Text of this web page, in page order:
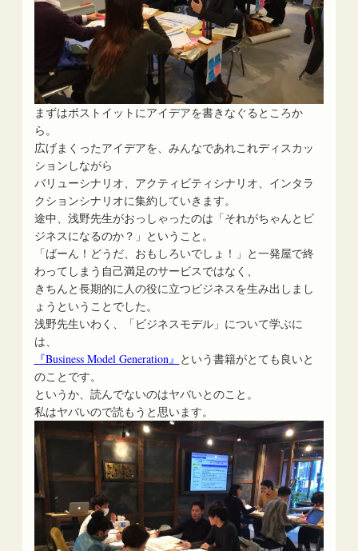
まずはポストイットにアイデアを書きなぐるところか
ら。
広げまくったアイデアを、みんなであれこれディスカッ
ションしながら
バリューシナリオ、アクティビティシナリオ、インタラ
クションシナリオに集約していきます。
途中、浅野先生がおっしゃったのは「それがちゃんとビ
ジネスになるのか？」ということ。
「ばーん！どうだ、おもしろいでしょ！」と一発屋で終
わってしまう自己満足のサービスではなく、
きちんと長期的に人の役に立つビジネスを生み出しまし
ょうということでした。
浅野先生いわく、「ビジネスモデル」について学ぶに
は、
『Business Model Generation』 という書籍がとても良いと
のことです。
というか、読んでないのはヤバいとのこと。
私はヤバいので読もうと思います。